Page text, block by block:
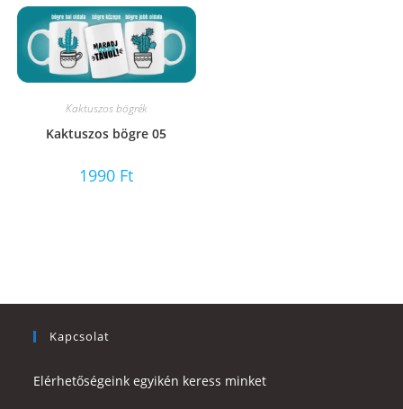
Kaktuszos bögrék
Kaktuszos bögre 05
1990 Ft
Kapcsolat
Elérhetőségeink egyikén keress minket